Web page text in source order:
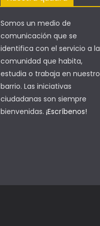
Somos un medio de
comunicación que se
identifica con el servicio a la
comunidad que habita,
estudia o trabaja en nuestro
barrio. Las iniciativas
ciudadanas son siempre
bienvenidas. ¡Escríbenos!